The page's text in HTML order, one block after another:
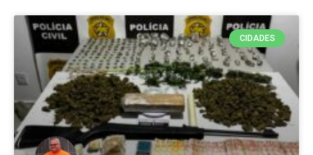
CIDADES